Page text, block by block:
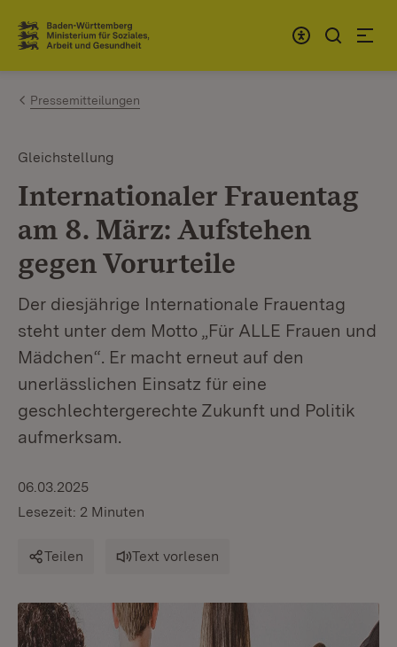
Zum Inhalt springen
Link zur Startseite
Pressemitteilungen
Gleichstellung
Internationaler Frauentag
am 8. März: Aufstehen
gegen Vorurteile
Der diesjährige Internationale Frauentag
steht unter dem Motto „Für ALLE Frauen und
Mädchen“. Er macht erneut auf den
unerlässlichen Einsatz für eine
geschlechtergerechte Zukunft und Politik
aufmerksam.
06.03.2025
Lesezeit: 2 Minuten
Teilen Text vorlesen